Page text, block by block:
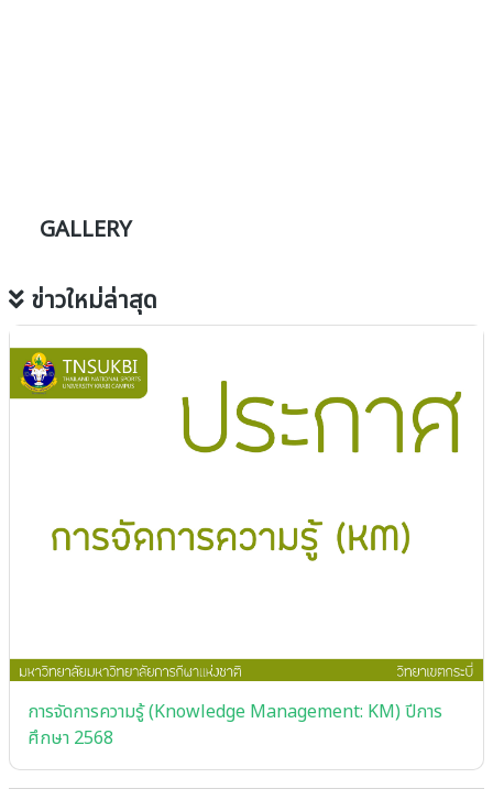
GALLERY
ข่าวใหม่ล่าสุด
การจัดการความรู้ (Knowledge Management: KM) ปีการ
ศึกษา 2568